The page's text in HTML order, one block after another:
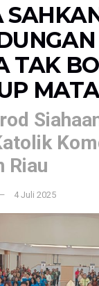
TAK
MATA
Riau
4 Juli 2025